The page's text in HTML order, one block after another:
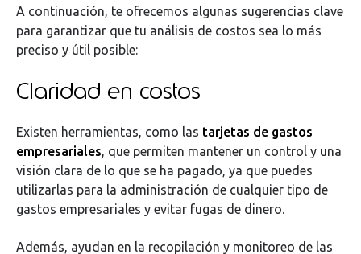
A continuación, te ofrecemos algunas sugerencias clave
para garantizar que tu análisis de costos sea lo más
preciso y útil posible:
Claridad en costos
Existen herramientas, como las tarjetas de gastos
empresariales, que permiten mantener un control y una
visión clara de lo que se ha pagado, ya que puedes
utilizarlas para la administración de cualquier tipo de
gastos empresariales y evitar fugas de dinero.
Además, ayudan en la recopilación y monitoreo de las